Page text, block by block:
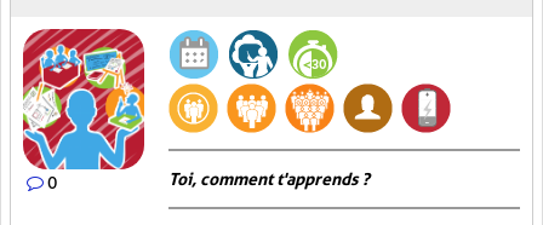
0 Toi, comment t'apprends ?